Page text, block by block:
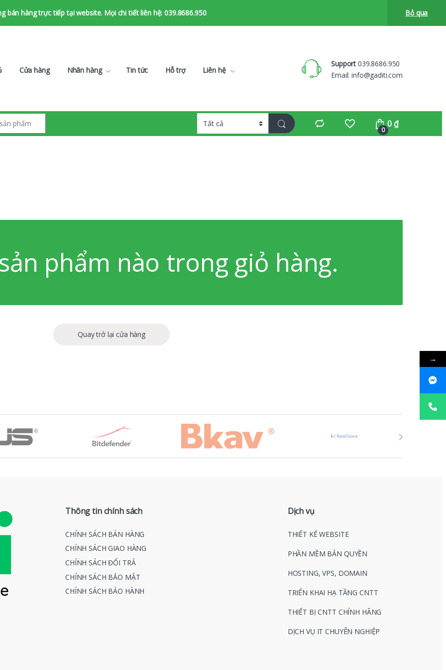
hàng trực tiếp tại website. Mọi chi tiết liên hệ: 039.8686.950
Bỏ qua
Cửa hàng Nhãn hàng Tin tức Hỗ trợ Liên hệ
Support 039.8686.950
Email:info@gaditi.com
0
0 ₫
phẩm nào trong giỏ hàng.
Quay trở lại cửa hàng
Thông tin chính sách
CHÍNH SÁCH BÁN HÀNG
CHÍNH SÁCH GIAO HÀNG
CHÍNH SÁCH ĐỔI TRẢ
CHÍNH SÁCH BẢO MẬT
CHÍNH SÁCH BẢO HÀNH
Dịch vụ
THIẾT KẾ WEBSITE
PHẦN MỀM BẢN QUYỀN
HOSTING, VPS, DOMAIN
TRIỂN KHAI HẠ TẦNG CNTT
THIẾT BỊ CNTT CHÍNH HÃNG
DỊCH VỤ IT CHUYÊN NGHIỆP
→